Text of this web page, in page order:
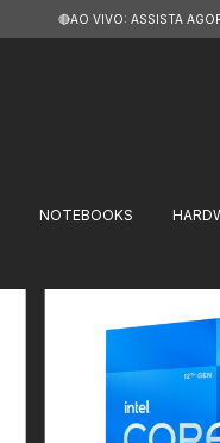
🔴AO VIVO: ASSISTA
NOTEBOOKS